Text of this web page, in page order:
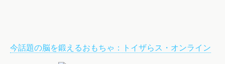
今話題の脳を鍛えるおもちゃ：トイザらス・オンライン